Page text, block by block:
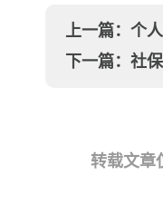
上一篇： 个
下一篇： 社
转载文章